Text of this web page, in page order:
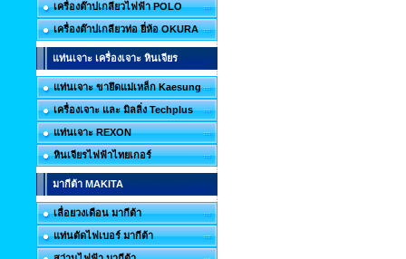
เครื่องต๊าปเกลียวไฟฟ้า POLO
เครื่องต๊าปเกลียวท่อ ยี่ห้อ OKURA
แท่นเจาะ เครื่องเจาะ หินเจียร
แท่นเจาะ ขายึดแม่เหล็ก Kaesung
เครื่องเจาะ และ มิลลิ่ง Techplus
แท่นเจาะ REXON
หินเจียรไฟฟ้าไทยเกอร์
มากีต้า MAKITA
เลื่อยวงเดือน มากีต้า
แท่นตัดไฟเบอร์ มากีต้า